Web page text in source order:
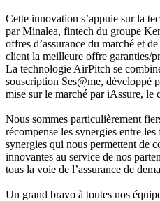
Cette innovation s’appuie sur la
par Minalea, fintech du groupe
offres d’assurance du marché et
client la meilleure offre garanties/
La technologie AirPitch se
souscription Ses@me, développé
mise sur le marché pariAssure, le
Nous sommes particulièrement
récompense les synergies entre
synergies qui nous permettent de
innovantes au service de nos
tous la voie de l’assurance de
Un grand bravo à toutes nos